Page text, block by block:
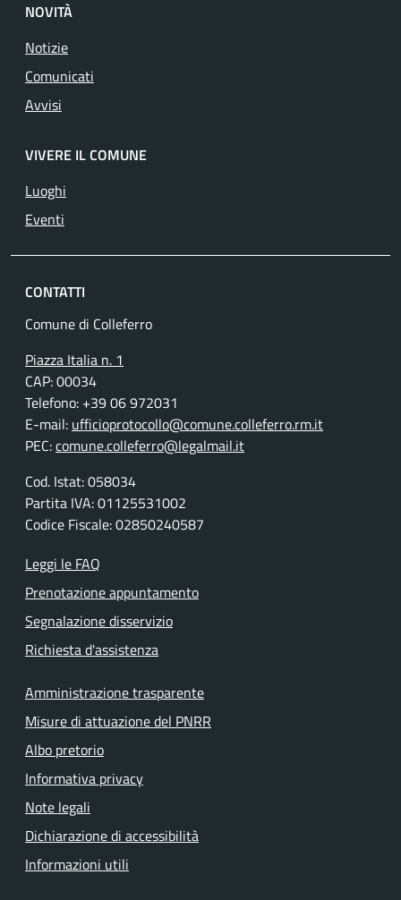
NOVITÀ
Notizie
Comunicati
Avvisi
VIVERE IL COMUNE
Luoghi
Eventi
CONTATTI
Comune di Colleferro
Piazza Italia n. 1
CAP: 00034
Telefono: +39 06 972031
E-mail: ufficioprotocollo@comune.colleferro.rm.it
PEC:comune.colleferro@legalmail.it
Cod. Istat: 058034
Partita IVA: 01125531002
Codice Fiscale: 02850240587
Leggi le FAQ
Prenotazione appuntamento
Segnalazione disservizio
Richiesta d'assistenza
Amministrazione trasparente
Misure di attuazione del PNRR
Albo pretorio
Informativa privacy
Note legali
Dichiarazione di accessibilità
Informazioni utili